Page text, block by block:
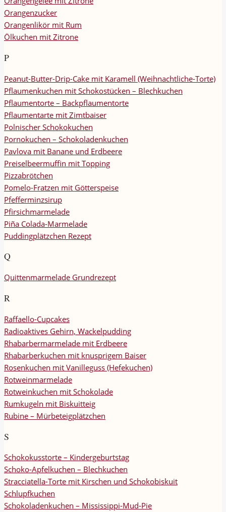
Orangenzucker
Orangenlikör mit Rum
Ölkuchen mit Zitrone
P
Peanut-Butter-Drip-Cake mit Karamell (Weihnachtliche-Torte)
Pflaumenkuchen mit Schokostücken – Blechkuchen
Pflaumentorte – Backpflaumentorte
Pflaumentarte mit Zimtbaiser
Polnischer Schokokuchen
Pornokuchen – Schokoladenkuchen
Pavlova mit Banane und Erdbeere
Preiselbeermuffin mit Topping
Pizzabrötchen
Pomelo-Fratzen mit Götterspeise
Pfefferminzsirup
Pfirsichmarmelade
Piña Colada-Marmelade
Puddingplätzchen Rezept
Q
Quittenmarmelade Grundrezept
R
Raffaello-Cupcakes
Radioaktives Gehirn, Wackelpudding
Rhabarbermarmelade mit Erdbeere
Rhabarberkuchen mit knusprigem Baiser
Rosenkuchen mit Vanilleguss (Hefekuchen)
Rotweinmarmelade
Rotweinkuchen mit Schokolade
Rumkugeln mit Biskuitteig
Rubine – Mürbeteigplätzchen
S
Schokokusstorte – Kindergeburtstag
Schoko-Apfelkuchen – Blechkuchen
Stracciatella-Torte mit Kirschen und Schokobiskuit
Schlupfkuchen
Schokoladenkuchen – Mississippi-Mud-Pie